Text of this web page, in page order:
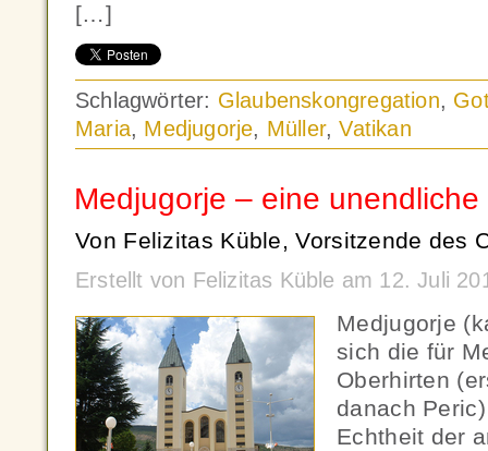
[…]
Schlagwörter: Glaubenskongregation,
Maria, Medjugorje, Müller,Vatikan
Medjugorje – eine
Von Felizitas Küble, Vorsitzende des
Erstellt von Felizitas Küble am 12. Juli
Medjugorje
sich die für
Oberhirten
danach
Echtheit der